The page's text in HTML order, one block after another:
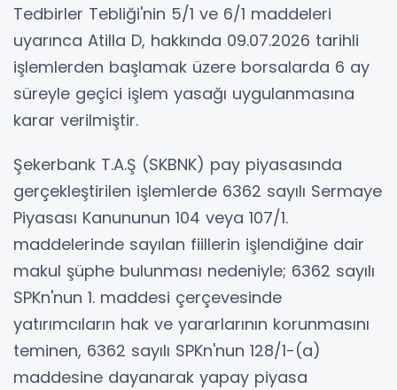
Tedbirler Tebliği'nin 5/1 ve 6/1 maddeleri
uyarınca Atilla D, hakkında 09.07.2026 tarihli
işlemlerden başlamak üzere borsalarda 6 ay
süreyle geçici işlem yasağı uygulanmasına
karar verilmiştir.
Şekerbank T.A.Ş (SKBNK) pay piyasasında
gerçekleştirilen işlemlerde 6362 sayılı Sermaye
Piyasası Kanununun 104 veya 107/1.
maddelerinde sayılan fiillerin işlendiğine dair
makul şüphe bulunması nedeniyle; 6362 sayılı
SPKn'nun 1. maddesi çerçevesinde
yatırımcıların hak ve yararlarının korunmasını
teminen, 6362 sayılı SPKn'nun 128/1-(a)
maddesine dayanarak yapay piyasa